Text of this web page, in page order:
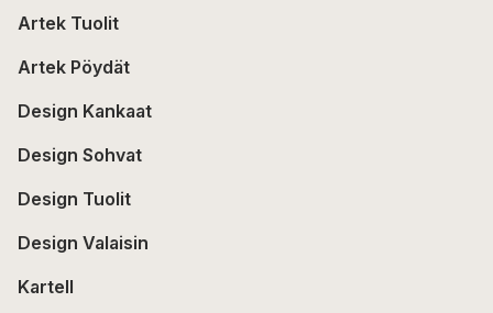
Artek Tuolit
Artek Pöydät
Design Kankaat
Design Sohvat
Design Tuolit
Design Valaisin
Kartell